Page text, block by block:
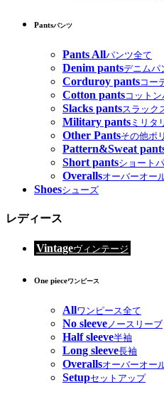
Pantsパンツ
Pants Allパンツ全て
Denim pantsデニムパ
Corduroy pantsコー
Cotton pantsコット
Slacks pantsスラック
Military pants ミリタ
Other Pantsその他ポ
Pattern&Sweat
Short pantsショート
Overallsオーバーオー
Shoesシューズ
レディース
Vintageヴィンテージ
One pieceワンピース
Allワンピース全て
No sleeve ノースリーブ
Half sleeve半袖
Long sleeve長袖
Overallsオーバーオー
Setupセットアップ